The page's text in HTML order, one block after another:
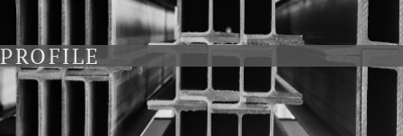
PROFILE